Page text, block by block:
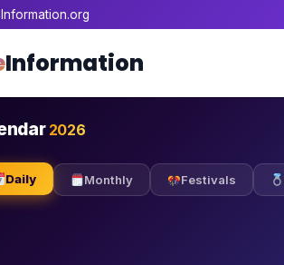
Information
2026
Daily Monthly Festivals